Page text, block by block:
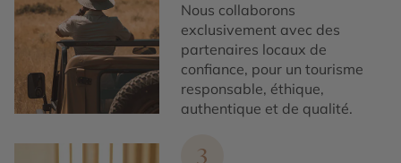
Nous collaborons
exclusivement avec des
partenaires locaux de
confiance, pour un tourisme
responsable, éthique,
authentique et de qualité.
3